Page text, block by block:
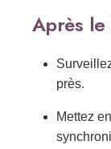
Après
près.
Mettez